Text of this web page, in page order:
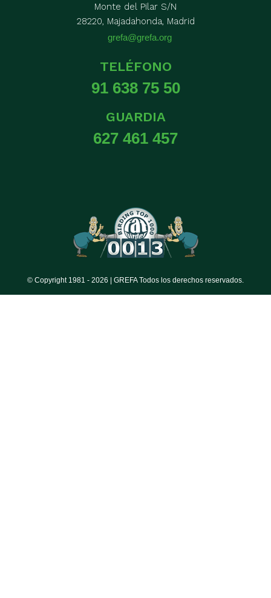
Monte del Pilar S/N
28220, Majadahonda, Madrid
grefa@grefa.org
TELÉFONO
91 638 75 50
GUARDIA
627 461 457
© Copyright 1981 - 2026 | GREFA Todos los derechos reservados.